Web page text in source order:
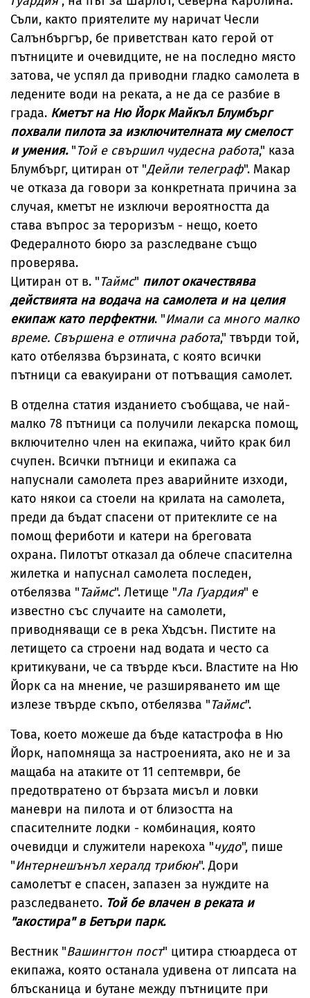
Съли, както приятелите му наричат Чесли
Салънбъргър, бе приветстван като герой от
пътниците и очевидците, не на последно място
затова, че успял да приводни гладко самолета в
ледените води на реката, а не да се разбие в
града. Кметът на Ню Йорк Майкъл Блумбърг
похвали пилота за изключителната му смелост
и умения."Той е свършил чудесна работа," каза
Блумбърг, цитиран от "Дейли телеграф". Макар
че отказа да говори за конкретната причина за
случая, кметът не изключи вероятността да
става въпрос за тероризъм - нещо, което
Федералното бюро за разследване също
проверява.
Цитиран от в. "Таймс" пилот окачествява
действията на водача на самолета и на целия
екипаж като перфектни. "Имали са много малко
време. Свършена е отлична работа," твърди той,
като отбелязва бързината, с която всички
пътници са евакуирани от потъващия самолет.
В отделна статия изданието съобщава, че най-
малко 78 пътници са получили лекарска помощ,
включително член на екипажа, чийто крак бил
счупен. Всички пътници и екипажа са
напуснали самолета през аварийните изходи,
като някои са стоели на крилата на самолета,
преди да бъдат спасени от притеклите се на
помощ фериботи и катери на бреговата
охрана. Пилотът отказал да облече спасителна
жилетка и напуснал самолета последен,
отбелязва "Таймс". Летище "Ла Гуардия" е
известно със случаите на самолети,
приводняващи се в река Хъдсън. Пистите на
летището са строени над водата и често са
критикувани, че са твърде къси. Властите на Ню
Йорк са на мнение, че разширяването им ще
излезе твърде скъпо, отбелязва "Таймс".
Това, което можеше да бъде катастрофа в Ню
Йорк, напомняща за настроенията, ако не и за
мащаба на атаките от 11 септември, бе
предотвратено от бързата мисъл и ловки
маневри на пилота и от близостта на
спасителните лодки - комбинация, която
очевидци и служители нарекоха "чудо", пише
"Интернешънъл хералд трибюн". Дори
самолетът е спасен, запазен за нуждите на
разследването. Той бе влачен в реката и
"акостира" в Бетъри парк.
Вестник "Вашингтон пост" цитира стюардеса от
екипажа, която останала удивена от липсата на
блъсканица и бутане между пътниците при